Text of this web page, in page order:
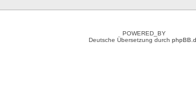
POWERED_BY
Deutsche Übersetzung durch